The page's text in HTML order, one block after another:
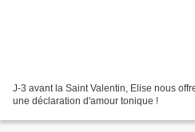
J-3 avant la Saint Valentin, Elise nous
une déclaration d'amour tonique !